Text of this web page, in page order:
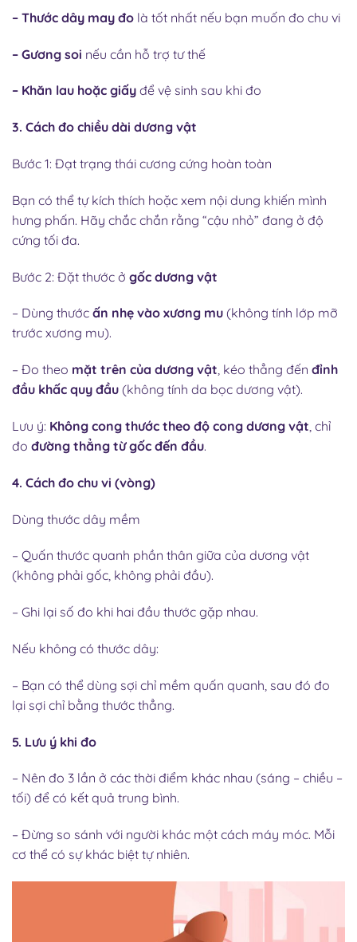
– Thước dây may đo là tốt nhất nếu bạn muốn đo chu vi
– Gương soi nếu cần hỗ trợ tư thế
– Khăn lau hoặc giấy để vệ sinh sau khi đo
3. Cách đo chiều dài dương vật
Bước 1: Đạt trạng thái cương cứng hoàn toàn
Bạn có thể tự kích thích hoặc xem nội dung khiến mình
hưng phấn. Hãy chắc chắn rằng “cậu nhỏ” đang ở độ
cứng tối đa.
Bước 2: Đặt thước ở gốc dương vật
– Dùng thước ấn nhẹ vào xương mu (không tính lớp mỡ
trước xương mu).
– Đo theo mặt trên của dương vật, kéo thẳng đến đỉnh
đầu khấc quy đầu (không tính da bọc dương vật).
Lưu ý: Không cong thước theo độ cong dương vật , chỉ
đo đường thẳng từ gốc đến đầu.
4. Cách đo chu vi (vòng)
Dùng thước dây mềm
– Quấn thước quanh phần thân giữa của dương vật
(không phải gốc, không phải đầu).
– Ghi lại số đo khi hai đầu thước gặp nhau.
Nếu không có thước dây:
– Bạn có thể dùng sợi chỉ mềm quấn quanh, sau đó đo
lại sợi chỉ bằng thước thẳng.
5. Lưu ý khi đo
– Nên đo 3 lần ở các thời điểm khác nhau (sáng – chiều –
tối) để có kết quả trung bình.
– Đừng so sánh với người khác một cách máy móc. Mỗi
cơ thể có sự khác biệt tự nhiên.